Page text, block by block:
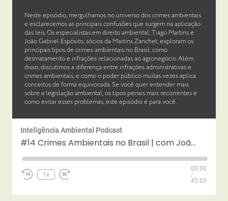
Neste episódio, mergulhamos no universo dos crimes ambientais
e esclarecemos as principais confusões que surgem na aplicação
das leis. Os especialistas em direito ambiental, Tiago Martins e
João Gabriel Espósito, sócios da Martins Zanchet, exploram os
principais tipos de crimes ambientais no Brasil, como
desmatamento e infrações relacionadas ao agronegócio. Além
disso, discutimos a diferença entre infrações administrativas e
crimes ambientais, e como o poder público muitas vezes aplica
conceitos de forma equivocada. Se você quer entender mais
sobre a legislação ambiental, os tipos penais mais recorrentes e
como evitar esses problemas, este episódio é para você.
Inteligência Ambiental Podcast
#14 Crimes Ambientais no Brasil | com João Gabriel Espósito e Tiago Martins
Episode
1x
00:00
/
45:03